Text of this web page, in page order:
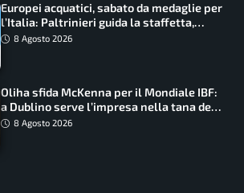
Europei acquatici, sabato da medaglie per
l’Italia: Paltrinieri guida la staffetta,
Barnabà sogna l’oro dalle grandi altezze
8 Agosto 2026
Oliha sfida McKenna per il Mondiale IBF:
a Dublino serve l’impresa nella tana del
lupo8 Agosto 2026